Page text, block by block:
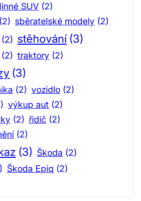
SUV (2)
(2) sběratelské modely (2)
(2) stěhování (3)
(2) traktory (2)
(3)
(2) vozidlo (2)
výkup aut (2)
(2) řidič (2)
(2)
(3) Škoda (2)
Škoda Epiq (2)